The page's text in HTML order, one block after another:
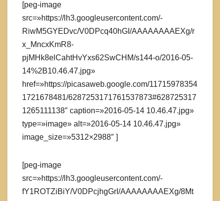
[peg-image
src=»https://lh3.googleusercontent.com/-
RiwM5GYEDvc/V0DPcq40hGI/AAAAAAAAEXg/r
x_MncxKmR8-
pjMHk8elCahtHvYxs62SwCHM/s144-o/2016-05-
14%2B10.46.47.jpg»
href=»https://picasaweb.google.com/11715978354
1721678481/6287253171761537873#628725317
1265111138″ caption=»2016-05-14 10.46.47.jpg»
type=»image» alt=»2016-05-14 10.46.47.jpg»
image_size=»5312×2988″ ]
[peg-image
src=»https://lh3.googleusercontent.com/-
fY1ROTZiBiY/V0DPcjhgGrI/AAAAAAAAEXg/8Mt